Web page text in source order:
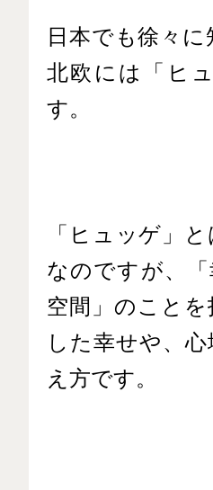
日本でも徐々
北欧には「ヒ
す。
「ヒュッゲ」
なのですが、
空間」のこと
した幸せや、
え方です。